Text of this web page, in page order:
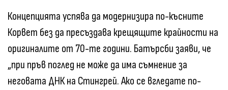
Концепцията успява да модернизира по-късните
Корвет без да пресъздава крещящите крайности на
оригиналите от 70-те години. Батърсби заяви, че
„при пръв поглед не може да има съмнение за
неговата ДНК на Стингрей. Ако се вгледате по-